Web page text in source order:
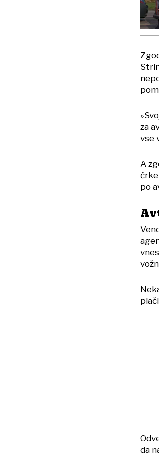
za
vse
A
črke
po
da